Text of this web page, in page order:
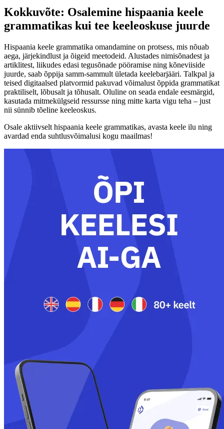
Kokkuvõte: Osalemine hispaania keele
grammatikas kui tee keeleoskuse juurde
Hispaania keele grammatika omandamine on protsess, mis nõuab
aega, järjekindlust ja õigeid meetodeid. Alustades nimisõnadest ja
artiklitest, liikudes edasi tegusõnade pööramise ning kõneviiside
juurde, saab õppija samm-sammult ületada keelebarjääri. Talkpal ja
teised digitaalsed platvormid pakuvad võimalust õppida grammatikat
praktiliselt, lõbusalt ja tõhusalt. Oluline on seada endale eesmärgid,
kasutada mitmekülgseid ressursse ning mitte karta vigu teha – just
nii sünnib tõeline keeleoskus.
Osale aktiivselt hispaania keele grammatikas, avasta keele ilu ning
avardad enda suhtlusvõimalusi kogu maailmas!